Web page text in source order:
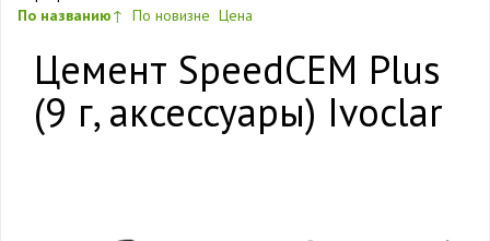
По названию↑ По новизне Цена
Цемент SpeedCEM Plus
(9 г, аксессуары) Ivoclar